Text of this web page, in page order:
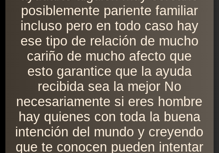
posiblemente pariente familiar
incluso pero en todo caso hay
ese tipo de relación de mucho
cariño de mucho afecto que
esto garantice que la ayuda
recibida sea la mejor No
necesariamente si eres hombre
hay quienes con toda la buena
intención del mundo y creyendo
que te conocen pueden intentar